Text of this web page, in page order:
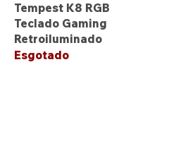
Tempest K8 RGB
Teclado Gaming
Retroiluminado
Esgotado